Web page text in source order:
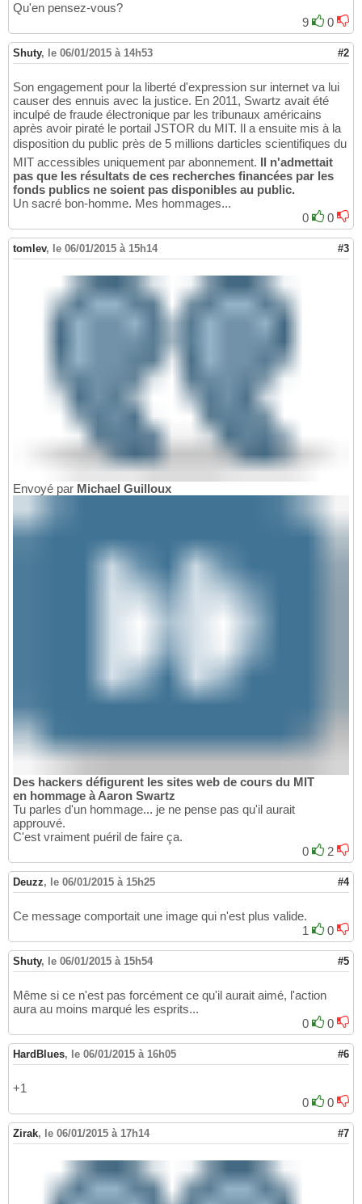
Qu'en pensez-vous?
9
0
Shuty, le 06/01/2015 à 14h53 #2
Son engagement pour la liberté d'expression sur internet va lui
causer des ennuis avec la justice. En 2011, Swartz avait été
inculpé de fraude électronique par les tribunaux américains
après avoir piraté le portail JSTOR du MIT. Il a ensuite mis à la
disposition du public près de 5 millions darticles scientifiques du
MIT accessibles uniquement par abonnement. Il n'admettait
pas que les résultats de ces recherches financées par les
fonds publics ne soient pas disponibles au public.
Un sacré bon-homme. Mes hommages...
0
0
tomlev, le 06/01/2015 à 15h14 #3
Envoyé par Michael Guilloux
Des hackers défigurent les sites web de cours du MIT
en hommage à Aaron Swartz
Tu parles d'un hommage... je ne pense pas qu'il aurait
approuvé.
C'est vraiment puéril de faire ça.
0
2
Deuzz, le 06/01/2015 à 15h25 #4
Ce message comportait une image qui n'est plus valide.
1
0
Shuty, le 06/01/2015 à 15h54 #5
Même si ce n'est pas forcément ce qu'il aurait aimé, l'action
aura au moins marqué les esprits...
0
0
HardBlues, le 06/01/2015 à 16h05 #6
+1
0
0
Zirak, le 06/01/2015 à 17h14 #7